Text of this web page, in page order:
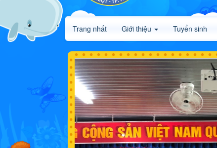
Trang nhất Giới thiệu Tuyển sinh